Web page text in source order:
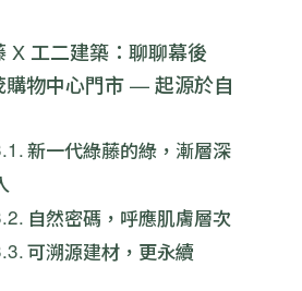
X 工二建築：聊聊幕後
購物中心門市 — 起源於自
新一代綠藤的綠，漸層深
自然密碼，呼應肌膚層次
可溯源建材，更永續